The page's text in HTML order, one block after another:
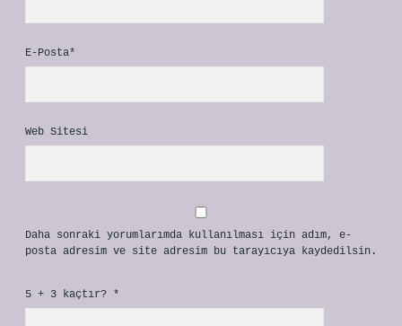
E-Posta*
Web Sitesi
Daha sonraki yorumlarımda kullanılması için adım, e-
posta adresim ve site adresim bu tarayıcıya kaydedilsin.
5 + 3 kaçtır? *